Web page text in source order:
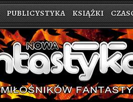
PUBLICYSTYKA KSIĄŻKI